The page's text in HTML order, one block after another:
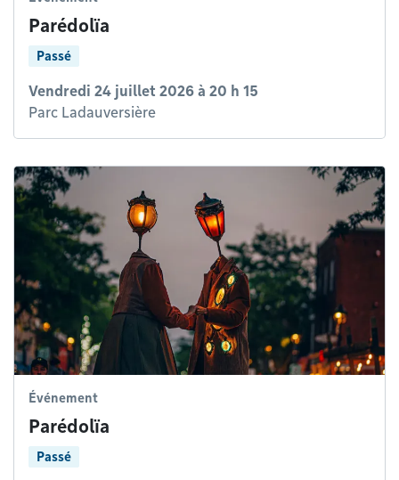
Parédolïa
Passé
Vendredi 24 juillet 2026 à 20 h 15
Parc Ladauversière
Événement
Parédolïa
Passé